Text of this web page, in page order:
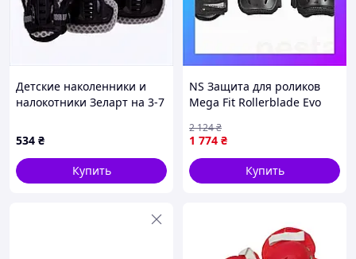
Детские наколенники и
налокотники Зеларт на 3-7
534 ₴
Купить
NS Защита для роликов
Mega Fit Rollerblade Evo
1 774 ₴
2 124₴
Купить